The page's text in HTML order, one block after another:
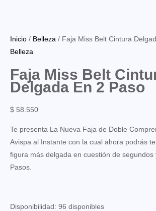
Inicio / Belleza / Faja Miss Belt Cintura
Belleza
Faja Miss Belt
Delgada En 2 Paso
$ 58.550
Te presenta La Nueva Faja de Doble
Avispa al Instante con la cual ahora podrás
figura más delgada en cuestión de segundos
Pasos.
Disponibilidad: 96 disponibles